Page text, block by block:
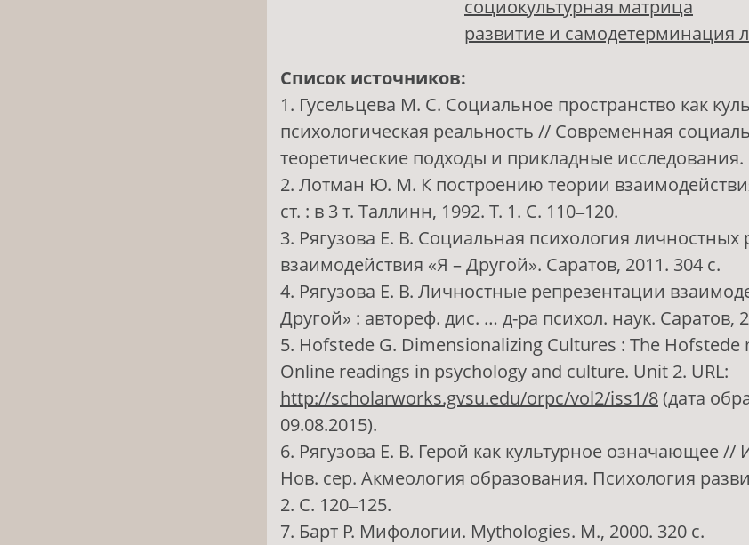
социокультурная матрица
развитие и самодетерминация
Список источников:
1. Гусельцева М. С. Социальное пространство как
психологическая реальность // Современная
теоретические подходы и прикладные
2. Лотман Ю. М. К построению теории
ст. : в 3 т. Таллинн, 1992. Т. 1. С. 110‒120.
3. Рягузова Е. В. Социальная психология личностных
взаимодействия «Я – Другой». Саратов, 2011. 304 с.
4. Рягузова Е. В. Личностные репрезентации
Другой» : автореф. дис. … д-ра психол. наук. Саратов,
5. Hofstede G. Dimensionalizing Cultures : The
Online readings in psychology and culture. Unit 2. URL:
http://scholarworks.gvsu.edu/orpc/vol2/iss1/8(дата
09.08.2015).
6. Рягузова Е. В. Герой как культурное означающее //
Нов. сер. Акмеология образования. Психология
2. С. 120‒125.
7. Барт Р. Мифологии. Mythologies. М., 2000. 320 с.